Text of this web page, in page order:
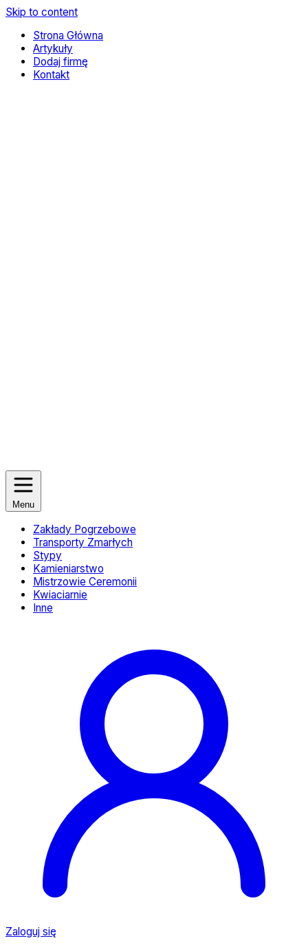
Skip to content
Strona Główna
Artykuły
Dodaj firmę
Kontakt
Menu
Zakłady Pogrzebowe
Transporty Zmarłych
Stypy
Kamieniarstwo
Mistrzowie Ceremonii
Kwiaciarnie
Inne
Zaloguj się